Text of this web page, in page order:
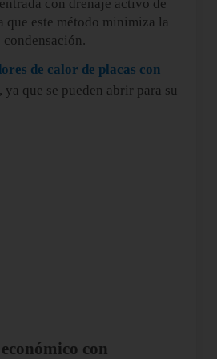
con drenaje activo de
que este método minimiza la
condensación.
de calor de placas con
, ya que se pueden abrir para su
con